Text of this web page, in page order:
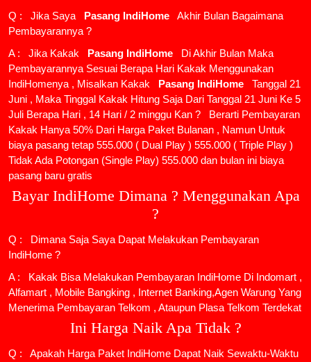
Q : Jika Saya Pasang IndiHome
Akhir Bulan Bagaimana
Pembayarannya ?
A : Jika Kakak
Pasang IndiHome
Di Akhir Bulan Maka
Pembayarannya Sesuai Berapa Hari Kakak Menggunakan
IndiHomenya , Misalkan Kakak
Pasang IndiHome
Tanggal 21
Juni , Maka Tinggal Kakak Hitung Saja Dari Tanggal 21 Juni Ke 5
Juli Berapa Hari , 14 Hari / 2 minggu Kan ? Berarti Pembayaran
Kakak Hanya 50% Dari Harga Paket Bulanan , Namun Untuk
biaya pasang tetap 555.000 ( Dual Play ) 555.000 ( Triple Play )
Tidak Ada Potongan (Single Play) 555.000 dan bulan ini biaya
pasang baru gratis
Bayar IndiHome Dimana ? Menggunakan Apa
?
Q : Dimana Saja Saya Dapat Melakukan Pembayaran
IndiHome ?
A : Kakak Bisa Melakukan Pembayaran IndiHome Di Indomart ,
Alfamart , Mobile Bangking , Internet Banking,Agen Warung Yang
Menerima Pembayaran Telkom , Ataupun Plasa Telkom Terdekat
Ini Harga Naik Apa Tidak ?
Q : Apakah Harga Paket IndiHome Dapat Naik Sewaktu-Waktu